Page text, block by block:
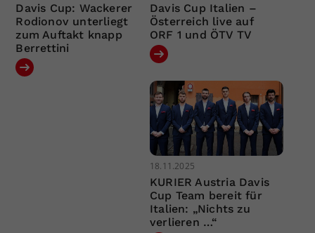
Davis Cup: Wackerer
Rodionov unterliegt
zum Auftakt knapp
Berrettini
Davis Cup Italien –
Österreich live auf
ORF 1 und ÖTV TV
18.11.2025
KURIER Austria Davis
Cup Team bereit für
Italien: „Nichts zu
verlieren …“